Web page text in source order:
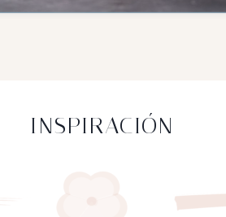
INSPIRACIÓN